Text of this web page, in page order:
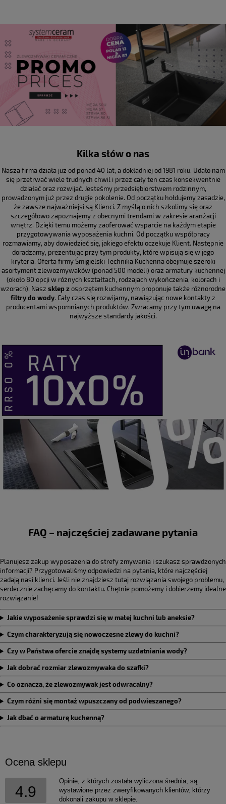
Kilka słów o nas
Nasza firma działa już od ponad 40 lat, a dokładniej od 1981 roku. Udało nam
się przetrwać wiele trudnych chwil i przez cały ten czas konsekwentnie
działać oraz rozwijać. Jesteśmy przedsiębiorstwem rodzinnym,
prowadzonym już przez drugie pokolenie. Od początku hołdujemy zasadzie,
że zawsze najważniejsi są Klienci. Z myślą o nich szkolimy się oraz
szczegółowo zapoznajemy z obecnymi trendami w zakresie aranżacji
wnętrz. Dzięki temu możemy zaoferować wsparcie na każdym etapie
przygotowywania wyposażenia kuchni. Od początku współpracy
rozmawiamy, aby dowiedzieć się, jakiego efektu oczekuje Klient. Następnie
doradzamy, prezentując przy tym produkty, które wpisują się w jego
kryteria. Oferta firmy Śmigielski Technika Kuchenna obejmuje szeroki
asortyment zlewozmywaków (ponad 500 modeli) oraz armatury kuchennej
(około 80 opcji w różnych kształtach, rodzajach wykończenia, kolorach i
wzorach). Nasz sklep z osprzętem kuchennym proponuje także różnorodne
filtry do wody. Cały czas się rozwijamy, nawiązując nowe kontakty z
producentami wspomnianych produktów. Zwracamy przy tym uwagę na
najwyższe standardy jakości.
FAQ – najczęściej zadawane pytania
Planujesz zakup wyposażenia do strefy zmywania i szukasz sprawdzonych
informacji? Przygotowaliśmy odpowiedzi na pytania, które najczęściej
zadają nasi klienci. Jeśli nie znajdziesz tutaj rozwiązania swojego problemu,
serdecznie zachęcamy do kontaktu. Chętnie pomożemy i dobierzemy idealne
rozwiązanie!
Jakie wyposażenie sprawdzi się w małej kuchni lub aneksie?
Czym charakteryzują się nowoczesne zlewy do kuchni?
Czy w Państwa ofercie znajdę systemy uzdatniania wody?
Jak dobrać rozmiar zlewozmywaka do szafki?
Co oznacza, że zlewozmywak jest odwracalny?
Czym różni się montaż wpuszczany od podwieszanego?
Jak dbać o armaturę kuchenną?
Ocena sklepu
4.9
Opinie, z których została wyliczona średnia, są
wystawione przez zweryfikowanych klientów, którzy
dokonali zakupu w sklepie.